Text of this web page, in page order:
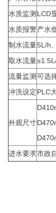
水质监测LCD
水质报警产水
制水流量5L/h
取水流量
流量监测可选
冲洗设定PLC
外观尺寸
进水要求市政